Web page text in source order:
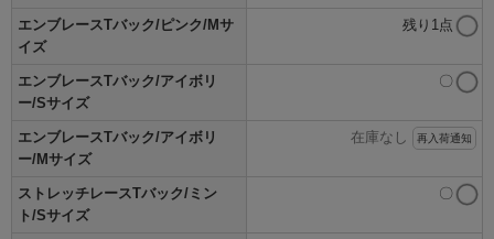
エンブレースTバック/ピンク/Mサ
イズ
残り1点
エンブレースTバック/アイボリ
ー/Sサイズ
〇
エンブレースTバック/アイボリ
ー/Mサイズ
在庫なし 再入荷通知
ストレッチレースTバック/ミン
ト/Sサイズ
〇